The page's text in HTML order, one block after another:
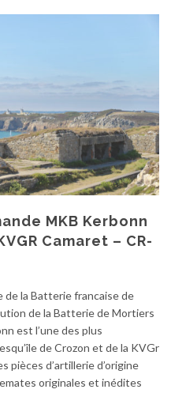
MKB Kerbonn
Camaret – CR-
de la Batterie francaise de
de la Batterie de Mortiers
est l’une des plus
de Crozon et de la KVGr
pièces d’artillerie d’origine
originales et inédites